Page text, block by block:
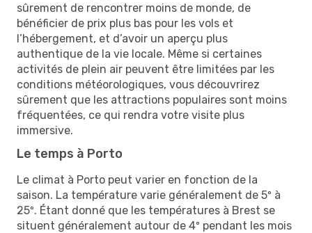
sûrement de rencontrer moins de monde, de
bénéficier de prix plus bas pour les vols et
l’hébergement, et d’avoir un aperçu plus
authentique de la vie locale. Même si certaines
activités de plein air peuvent être limitées par les
conditions météorologiques, vous découvrirez
sûrement que les attractions populaires sont moins
fréquentées, ce qui rendra votre visite plus
immersive.
Le temps à Porto
Le climat à Porto peut varier en fonction de la
saison. La température varie généralement de 5º à
25º. Étant donné que les températures à Brest se
situent généralement autour de 4º pendant les mois